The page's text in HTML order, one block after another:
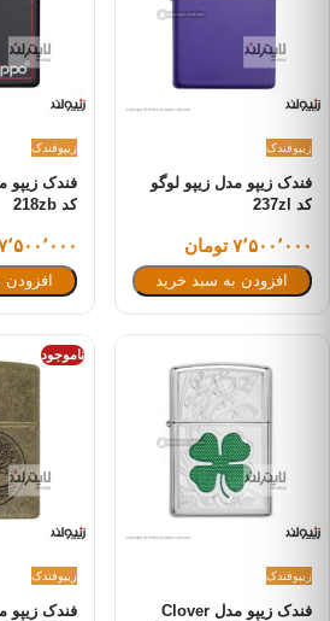
زیپوفندک
فندک زیپو مدل زیپو لوگو
کد 237zl
۷٬۵۰۰٬۰۰۰ تومان
افزودن به سبد خرید
زیپوفندک
فندک زیپو
کد 218zb
۷٬۵۰۰٬۰۰۰
زیپوفندک
فندک زیپو مدل Clover
ناموجود
زیپوفندک